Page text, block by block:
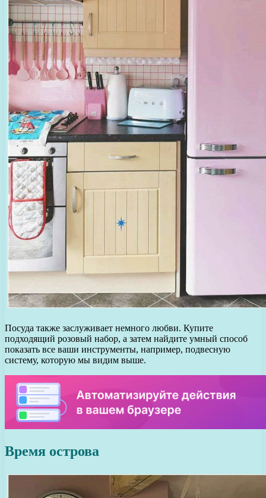
Посуда также заслуживает немного любви. Купите
подходящий розовый набор, а затем найдите умный способ
показать все ваши инструменты, например, подвесную
систему, которую мы видим выше.
Время острова